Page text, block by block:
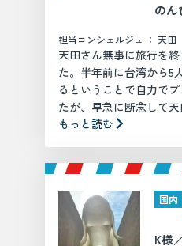
のん
担当コンシェルジュ ： 天
天田さん無事に旅行を
た。半年前に台湾から5
るということで自力で
たが、早急に断念して天
もっと読む
国内
K様